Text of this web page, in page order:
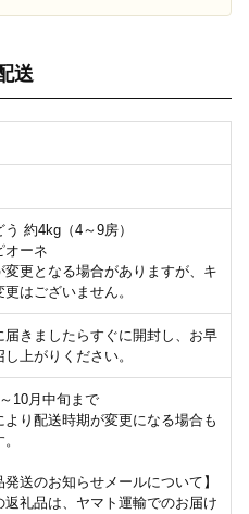
送
う 約4kg（4～9房）
オーネ
更となる場合がありますが、キ
更はございません。
届きましたらすぐに開封し、お早
し上がりください。
10月中旬まで
り配送時期が変更になる場合も
発送のお知らせメールについて】
返礼品は、ヤマト運輸でのお届け